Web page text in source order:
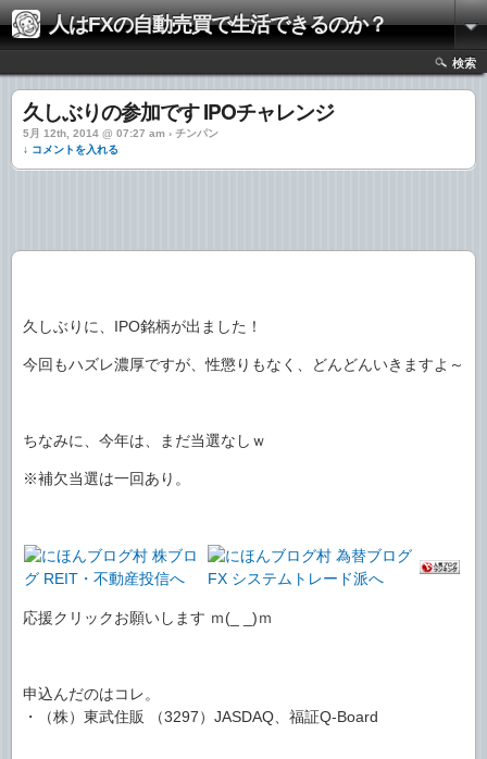
人はFXの自動売買で生活できるのか？
検索
久しぶりの参加です IPOチャレンジ
5月 12th, 2014 @ 07:27 am › チンパン
↓ コメントを入れる
久しぶりに、IPO銘柄が出ました！
今回もハズレ濃厚ですが、性懲りもなく、どんどんいきますよ～
ちなみに、今年は、まだ当選なしｗ
※補欠当選は一回あり。
応援クリックお願いします ｍ(_ _)ｍ
申込んだのはコレ。
・（株）東武住販 （3297）JASDAQ、福証Q-Board